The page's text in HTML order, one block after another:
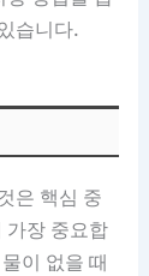
습니다.
은 핵심 중
가장 중요합
이 없을 때